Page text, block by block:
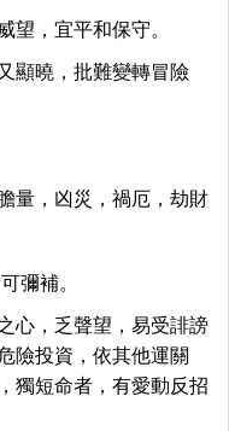
望，宜平和保守。
顯曉，批難變轉冒險
量，凶災，禍厄，劫財
彌補。
心，乏聲望，易受誹謗
險投資，依其他運關
獨短命者，有愛動反招